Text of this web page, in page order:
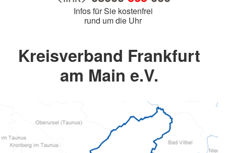
Infos für Sie kostenfrei
rund um die Uhr
Kreisverband Frankfurt
am Main e.V.